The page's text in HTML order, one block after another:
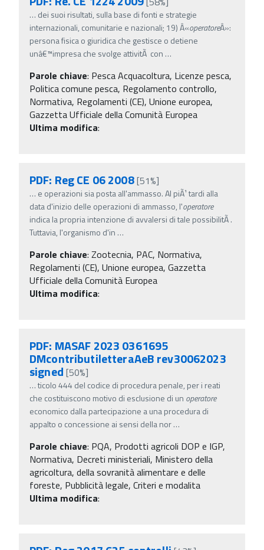
… dei suoi risultati, sulla base di fonti e strategie
internazionali, comunitarie e nazionali; 19) Â«operatoreÂ»:
persona fisica o giuridica che gestisce o detiene
unâ€™impresa che svolge attivitÃ con …
Parole chiave: Pesca Acquacoltura, Licenze pesca,
Politica comune pesca, Regolamento controllo,
Normativa, Regolamenti (CE), Unione europea,
Gazzetta Ufficiale della Comunità Europea
Ultima modifica:
PDF: Reg CE 06 2008[51%]
… e operazioni sia posta all'ammasso. Al piÃ¹ tardi alla
data d'inizio delle operazioni di ammasso, l'operatore
indica la propria intenzione di avvalersi di tale possibilitÃ .
Tuttavia, l'organismo d'in …
Parole chiave: Zootecnia, PAC, Normativa,
Regolamenti (CE), Unione europea, Gazzetta
Ufficiale della Comunità Europea
Ultima modifica:
PDF: MASAF 2023 0361695
DMcontributiletteraAeB rev30062023
signed [50%]
…ticolo 444 del codice di procedura penale, per i reati
che costituiscono motivo di esclusione di un operatore
economico dalla partecipazione a una procedura di
appalto o concessione ai sensi della nor…
Parole chiave: PQA, Prodotti agricoli DOP e IGP,
Normativa, Decreti ministeriali, Ministero della
agricoltura, della sovranità alimentare e delle
foreste, Pubblicità legale, Criteri e modalita
Ultima modifica: